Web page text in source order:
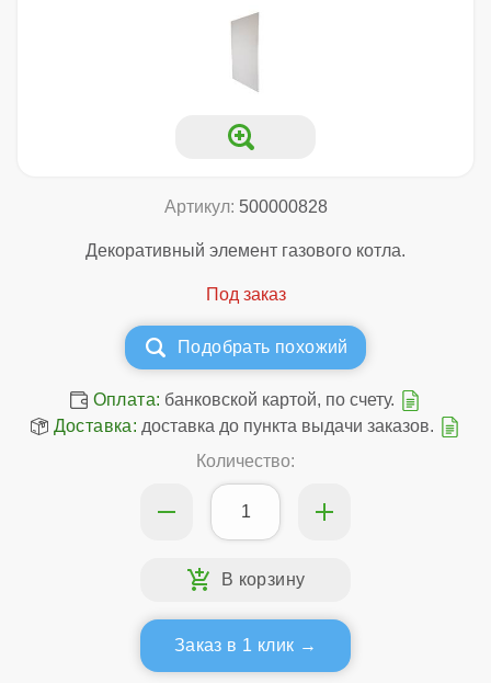
Артикул: 500000828
Декоративный элемент газового котла.
Подобрать похожий
Оплата: банковской картой, по счету.
Доставка: доставка до пункта выдачи заказов.
Количество:
Заказ в 1 клик